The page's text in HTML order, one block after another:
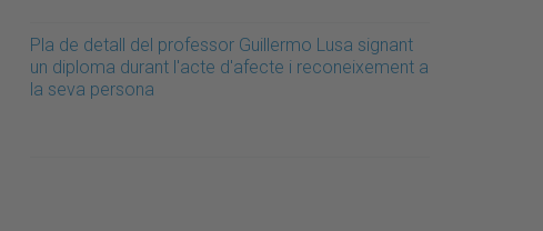
Pla de detall del professor Guillermo Lusa signant
un diploma durant l'acte d'afecte i reconeixement a
la seva persona